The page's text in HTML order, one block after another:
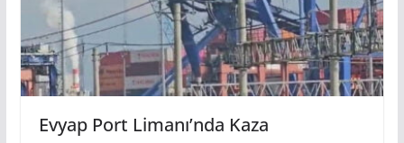
Evyap Port Limanı’nda Kaza